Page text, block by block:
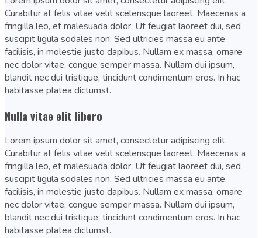
Curabitur at felis vitae velit scelerisque laoreet. Maecenas a
fringilla leo, et malesuada dolor. Ut feugiat laoreet dui, sed
suscipit ligula sodales non. Sed ultricies massa eu ante
facilisis, in molestie justo dapibus. Nullam ex massa, ornare
nec dolor vitae, congue semper massa. Nullam dui ipsum,
blandit nec dui tristique, tincidunt condimentum eros. In hac
habitasse platea dictumst.
Nulla vitae elit libero
Lorem ipsum dolor sit amet, consectetur adipiscing elit.
Curabitur at felis vitae velit scelerisque laoreet. Maecenas a
fringilla leo, et malesuada dolor. Ut feugiat laoreet dui, sed
suscipit ligula sodales non. Sed ultricies massa eu ante
facilisis, in molestie justo dapibus. Nullam ex massa, ornare
nec dolor vitae, congue semper massa. Nullam dui ipsum,
blandit nec dui tristique, tincidunt condimentum eros. In hac
habitasse platea dictumst.